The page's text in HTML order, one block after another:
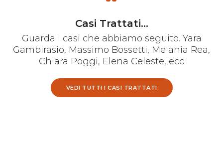
Casi Trattati...
Guarda i casi che abbiamo seguito. Yara
Gambirasio, Massimo Bossetti, Melania Rea,
Chiara Poggi, Elena Celeste, ecc
VEDI TUTTI I CASI TRATTATI